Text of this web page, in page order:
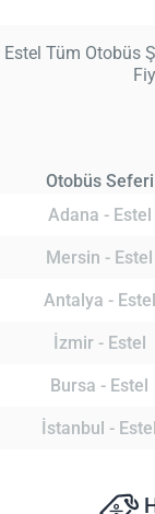
Tüm Otobüs
Otobüs Seferi
Adana - Estel
Mersin - Estel
Antalya - Estel
İzmir - Estel
Bursa - Estel
İstanbul - Estel